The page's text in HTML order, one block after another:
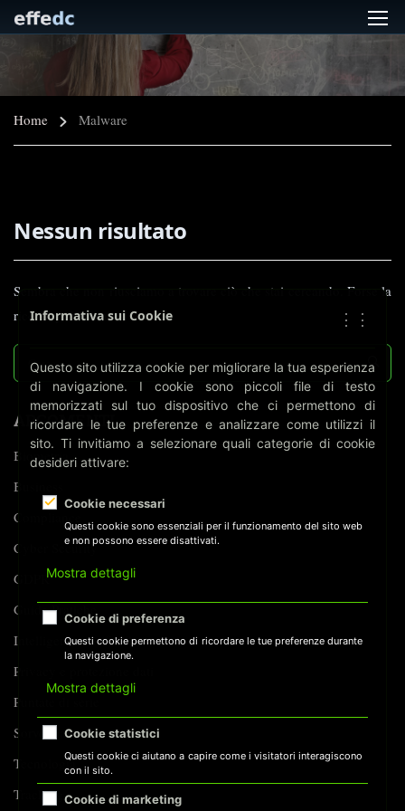
Home Malware
Nessun risultato
Sembra che non riusciamo a trovare ciò che stai cercando. Forse la
ricerca può aiutare.
ARGOMENTI
Biometria
Business
Compliance
Cyber Security
GDPR
Guide Pratiche
Intelligenza Artificiale
Privacy e protezione dati
Puntate di serie
Sorveglianza
Tecnologia
Tracking
Informativa sui Cookie ⋮⋮
Questo sito utilizza cookie per migliorare la tua esperienza
di navigazione. I cookie sono piccoli file di testo
memorizzati sul tuo dispositivo che ci permettono di
ricordare le tue preferenze e analizzare come utilizzi il
sito. Ti invitiamo a selezionare quali categorie di cookie
desideri attivare:
Cookie necessari
Questi cookie sono essenziali per il funzionamento del sito web
e non possono essere disattivati.
Mostra dettagli
Cookie di preferenza
Questi cookie permettono di ricordare le tue preferenze durante
la navigazione.
Mostra dettagli
Cookie statistici
Questi cookie ci aiutano a capire come i visitatori interagiscono
con il sito.
Cookie di marketing